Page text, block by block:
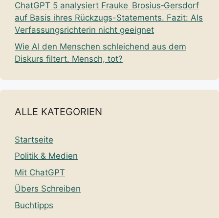
ChatGPT 5 analysiert Frauke Brosius‑Gersdorf
auf Basis ihres Rückzugs-Statements. Fazit: Als
Verfassungsrichterin nicht geeignet
Wie AI den Menschen schleichend aus dem
Diskurs filtert. Mensch, tot?
ALLE KATEGORIEN
Startseite
Politik & Medien
Mit ChatGPT
Übers Schreiben
Buchtipps